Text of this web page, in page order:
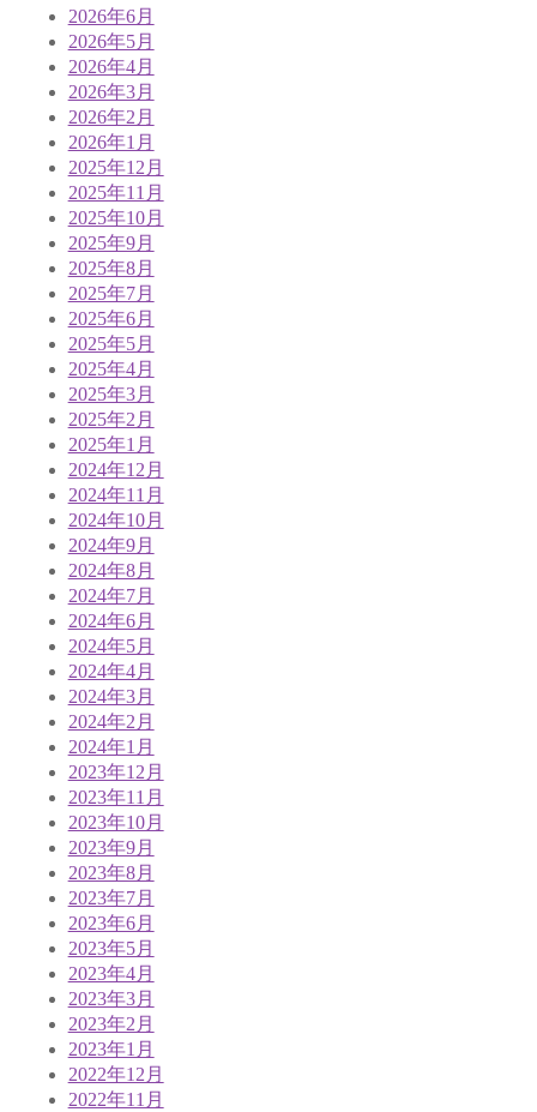
2026年6月
2026年5月
2026年4月
2026年3月
2026年2月
2026年1月
2025年12月
2025年11月
2025年10月
2025年9月
2025年8月
2025年7月
2025年6月
2025年5月
2025年4月
2025年3月
2025年2月
2025年1月
2024年12月
2024年11月
2024年10月
2024年9月
2024年8月
2024年7月
2024年6月
2024年5月
2024年4月
2024年3月
2024年2月
2024年1月
2023年12月
2023年11月
2023年10月
2023年9月
2023年8月
2023年7月
2023年6月
2023年5月
2023年4月
2023年3月
2023年2月
2023年1月
2022年12月
2022年11月